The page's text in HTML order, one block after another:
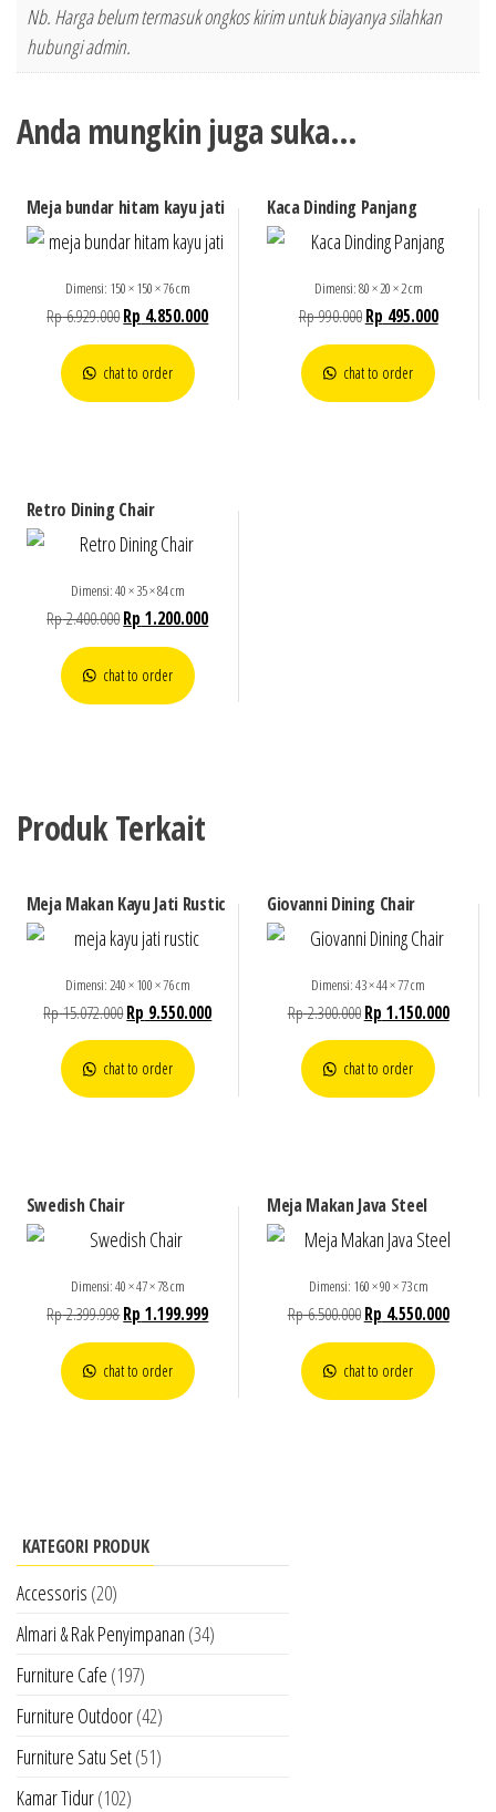
Nb. Harga belum termasuk ongkos kirim untuk biayanya silahkan
hubungi admin.
Anda mungkin juga suka…
Meja bundar hitam kayu jati
Dimensi: 150 × 150 × 76 cm
Rp6.929.000Rp 4.850.000
chat to order
Kaca Dinding Panjang
Dimensi: 80 × 20 × 2 cm
Rp990.000 Rp 495.000
chat to order
Retro Dining Chair
Dimensi: 40 × 35 × 84 cm
Rp2.400.000Rp 1.200.000
chat to order
Produk Terkait
Meja Makan Kayu Jati Rustic
Dimensi: 240 × 100 × 76 cm
Rp15.072.000Rp 9.550.000
chat to order
Giovanni Dining Chair
Dimensi: 43 × 44 × 77 cm
Rp2.300.000 Rp 1.150.000
chat to order
Swedish Chair
Dimensi: 40 × 47 × 78 cm
Rp2.399.998Rp 1.199.999
chat to order
Meja Makan Java Steel
Dimensi: 160 × 90 × 73 cm
Rp6.500.000 Rp 4.550.000
chat to order
KATEGORI PRODUK
Accessoris (20)
Almari & Rak Penyimpanan (34)
Furniture Cafe (197)
Furniture Outdoor(42)
Furniture Satu Set(51)
Kamar Tidur(102)